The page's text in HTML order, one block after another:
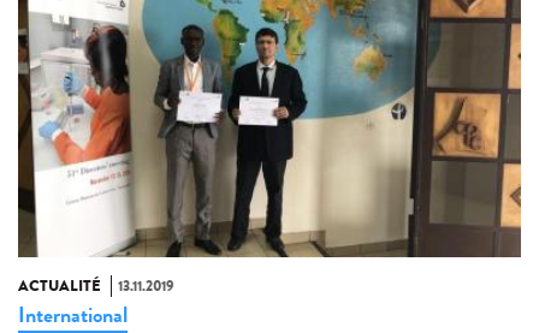
ACTUALITÉ 13.11.2019
International